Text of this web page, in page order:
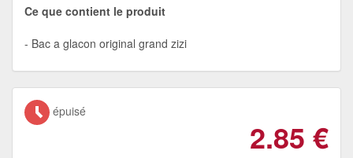
Ce que contient le produit
Bac a glacon original grand zizi
épuisé
2.85 €